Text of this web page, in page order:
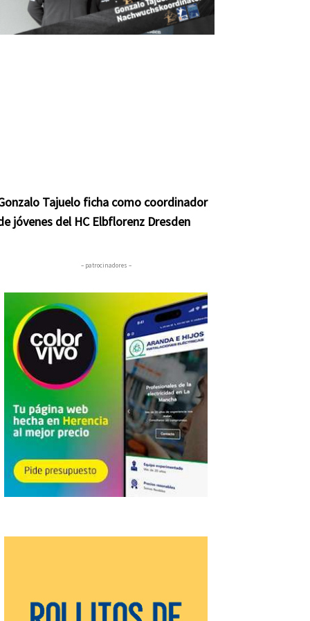
Tajuelo ficha como coordinador
jóvenes del HC Elbflorenz Dresden
– patrocinadores –